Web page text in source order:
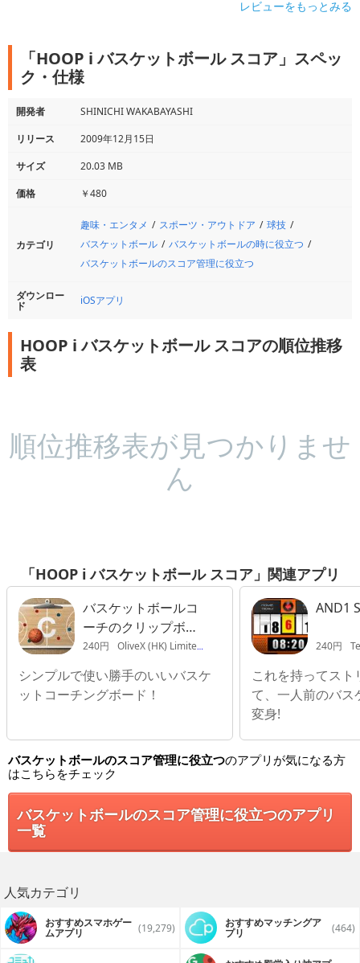
レビューをもっとみる
「HOOP i バスケットボール スコア」スペッ
ク・仕様
開発者
SHINICHI WAKABAYASHI
リリース
2009年12月15日
サイズ
20.03 MB
価格
￥480
カテゴリ
趣味・エンタメ スポーツ・アウトドア
球技
バスケットボール
バスケットボールの時に役立つ
バスケットボールのスコア管理に役立つ
ダウンロー
ド iOSアプリ
HOOP i バスケットボール スコアの順位推移
表
順位推移表が見つかりませ
ん
「HOOP i バスケットボール スコア」関連アプリ
バスケットボールコ
ーチのクリップボー
ド
240円 OliveX (HK) Limited
シンプルで使い勝手のいいバスケ
ットコーチングボード！
AND1
240円
これを持ってス
て、一人前のバス
変身!
バスケットボールのスコア管理に役立つのアプリが気になる方
はこちらをチェック
バスケットボールのスコア管理に役立つのアプリ
一覧
人気カテゴリ
おすすめスマホゲー
ムアプリ (19,279) おすすめマッチングア
プリ (464)